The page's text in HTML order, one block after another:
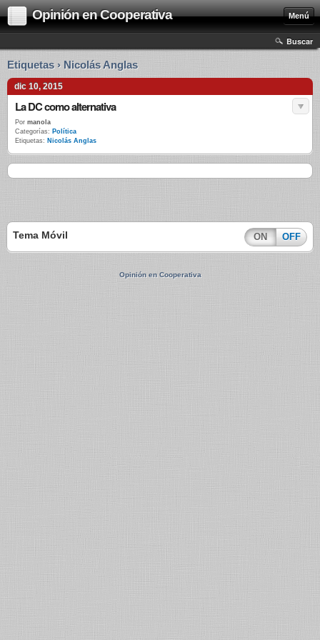
Opinión en Cooperativa Menú
Buscar
Etiquetas › Nicolás Anglas
dic 10, 2015
La DC como alternativa
Por manola
Categorías: Política
Etiquetas: Nicolás Anglas
Tema Móvil ON OFF
Opinión en Cooperativa